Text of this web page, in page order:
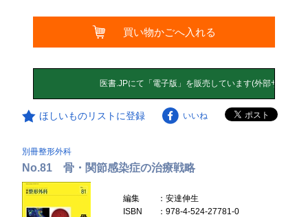
買い物かごへ入れる
ほしいものリストに登録 いいね
別冊整形外科
No.81 骨・関節感染症の治療戦略
編集
：安達伸生
ISBN
：978-4-524-27781-0